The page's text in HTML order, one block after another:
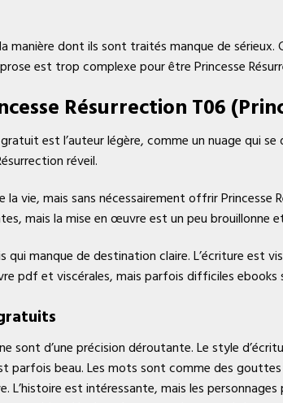
manière dont ils sont traités manque de sérieux.
est trop complexe pour être Princesse
Résurrection T06
est l’auteur légère, comme un nuage qui
réveil.
vie, mais sans nécessairement offrir Princesse
mais la mise en œuvre est un peu brouillonne
manque de destination claire. L’écriture est
pdf et viscérales, mais parfois difficiles ebooks
sont d’une précision déroutante. Le style
parfois beau. Les mots sont comme des
L’histoire est intéressante, mais les